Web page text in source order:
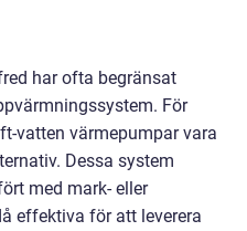
har ofta begränsat
För
vatten värmepumpar vara
Dessa system
med mark- eller
effektiva för att leverera